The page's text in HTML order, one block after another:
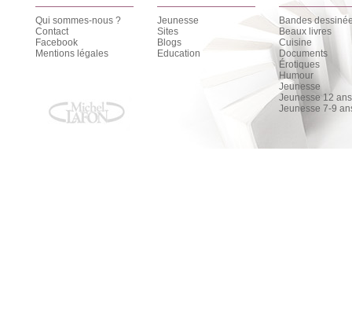
Qui sommes-nous ?
Contact
Facebook
Mentions légales
Jeunesse
Sites
Blogs
Education
Bandes
Beaux livres
Cuisine
Documents
Érotiques
Humour
Jeunesse
Jeunesse 12
Jeunesse 7-9